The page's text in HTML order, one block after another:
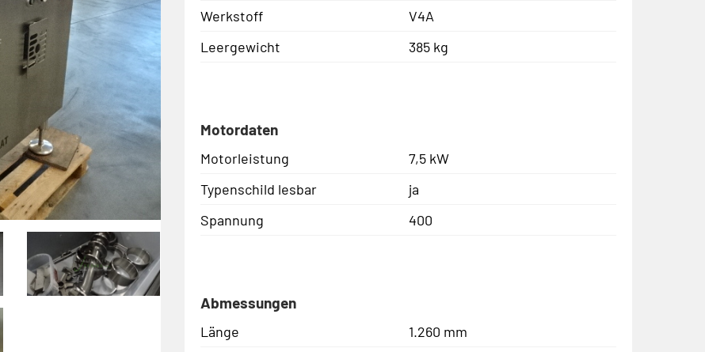
Werkstoff
V4A
Leergewicht
385 kg
Motordaten
Motorleistung
7,5 kW
Typenschild lesbar
ja
Spannung
400
Abmessungen
Länge
1.260 mm